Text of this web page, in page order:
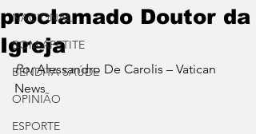
NACIONAL
BOM APETITE
BENDITA SAÚDE
OPINIÃO
ESPORTE
proclamado Doutor da
Igreja
Por Alessandro De Carolis – Vatican
News